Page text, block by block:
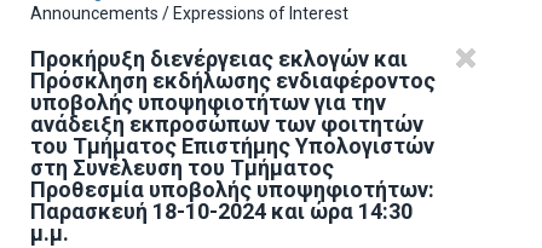
Announcements / Expressions of Interest
Προκήρυξη διενέργειας εκλογών και
Πρόσκληση εκδήλωσης ενδιαφέροντος
υποβολής υποψηφιοτήτων για την
ανάδειξη εκπροσώπων των φοιτητών
του Τμήματος Επιστήμης Υπολογιστών
στη Συνέλευση του Τμήματος
Προθεσμία υποβολής υποψηφιοτήτων:
Παρασκευή 18-10-2024 και ώρα 14:30
μ.μ.